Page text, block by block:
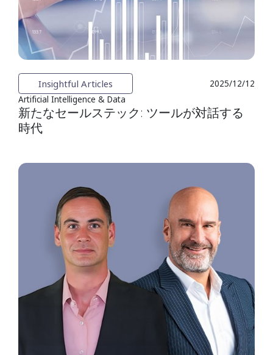
Insightful Articles
2025/12/12
Artificial Intelligence & Data
新たなセールステック: ツールが対話する
時代